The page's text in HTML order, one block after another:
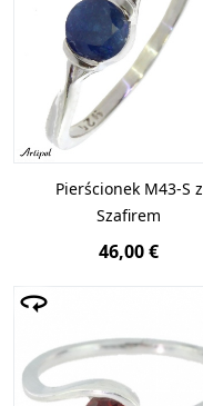
Pierścionek M43-S z
Szafirem
46,00 €